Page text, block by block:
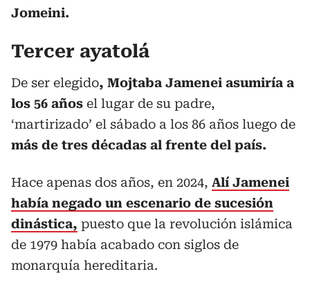
Jomeini.
Tercer ayatolá
De ser elegido, Mojtaba Jamenei asumiría a
los 56 años el lugar de su padre,
‘martirizado’ el sábado a los 86 años luego de
más de tres décadas al frente del país.
Hace apenas dos años, en 2024, Alí Jamenei
había negado un escenario de sucesión
dinástica, puesto que la revolución islámica
de 1979 había acabado con siglos de
monarquía hereditaria.